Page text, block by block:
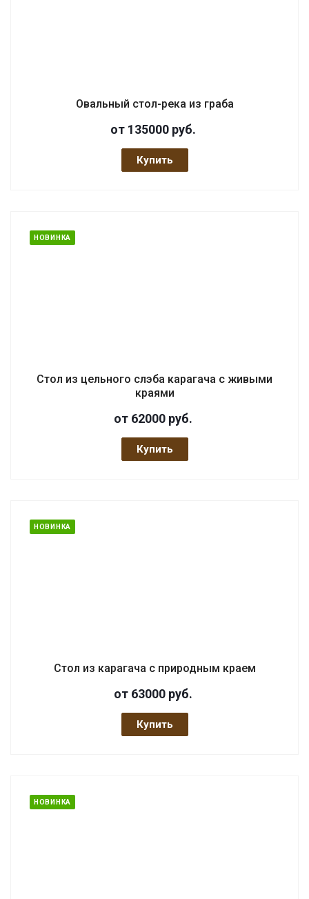
Овальный стол-река из граба
от 135000 руб.
Купить
НОВИНКА
Стол из цельного слэба карагача с живыми
краями
от 62000 руб.
Купить
НОВИНКА
Стол из карагача с природным краем
от 63000 руб.
Купить
НОВИНКА